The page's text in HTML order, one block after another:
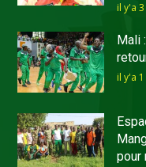
il y'a
Mali
il y'a
pour